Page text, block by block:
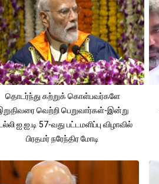
தொடர்ந்து கற்றுக் கொள்பவர்களே
வெற்றி பெறுவார்கள்-இன்று
ஐ.ஐ.டி 57-வது பட்டமளிப்பு விழாவில்
பிரதமர் நரேந்திர மோடி